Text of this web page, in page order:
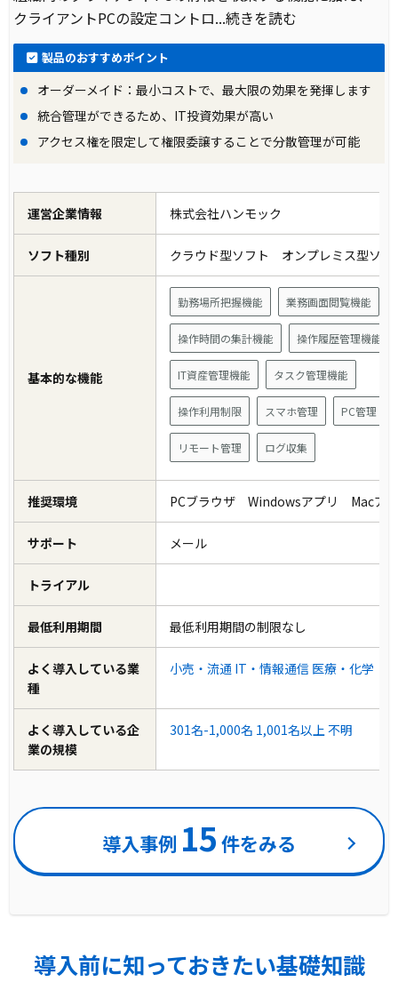
クライアントPCの設定コントロ...続きを読む
製品のおすすめポイント
オーダーメイド：最小コストで、最大限の効果を発揮します
統合管理ができるため、IT投資効果が高い
アクセス権を限定して権限委譲することで分散管理が可能
運営企業情報 株式会社ハンモック
ソフト種別 クラウド型ソフト オンプレミス型ソ
基本的な機能
勤務場所把握機能 業務画面閲覧機能
操作時間の集計機能 操作履歴管理機能
IT資産管理機能 タスク管理機能
操作利用制限 スマホ管理 PC管理
リモート管理 ログ収集
推奨環境 PCブラウザ Windowsアプリ Mac
サポート メール
トライアル
最低利用期間 最低利用期間の制限なし
よく導入している業
種
小売・流通 IT・情報通信 医療・化学
よく導入している企
業の規模
301名-1,000名 1,001名以上不明
導入事例 15 件をみる
導入前に知っておきたい基礎知識